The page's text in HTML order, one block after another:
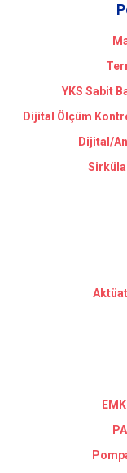
YKS Sabit
Dijital Ölçüm
Dijital/